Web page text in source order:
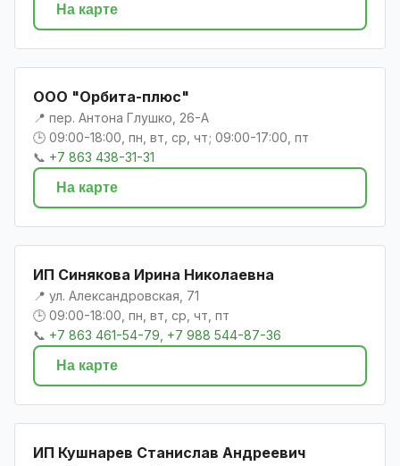
На карте
ООО "Орбита-плюс"
📍 пер. Антона Глушко, 26-А
🕒 09:00-18:00, пн, вт, ср, чт; 09:00-17:00, пт
📞 +7 863 438-31-31
На карте
ИП Синякова Ирина Николаевна
📍 ул. Александровская, 71
🕒 09:00-18:00, пн, вт, ср, чт, пт
📞 +7 863 461-54-79, +7 988 544-87-36
На карте
ИП Кушнарев Станислав Андреевич